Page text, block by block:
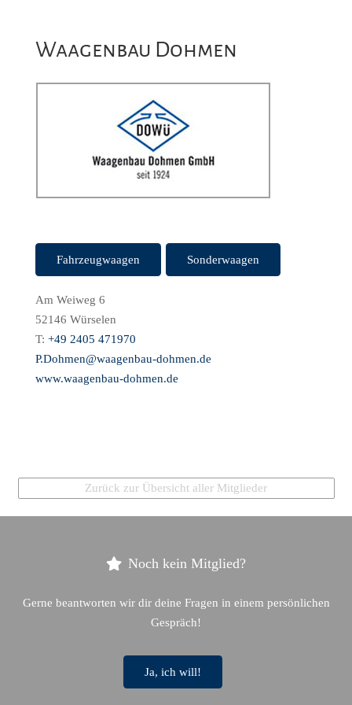
Waagenbau Dohmen
Fahrzeugwaagen Sonderwaagen
Am Weiweg 6
52146 Würselen
T: +49 2405 471970
P.Dohmen@waagenbau-dohmen.de
www.waagenbau-dohmen.de
Zurück zur Übersicht aller Mitglieder
Noch kein Mitglied?
Gerne beantworten wir dir deine Fragen in einem persönlichen
Gespräch!
Ja, ich will!